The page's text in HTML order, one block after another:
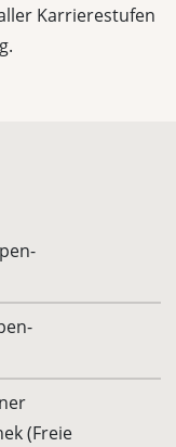
Karrierestufen
(Freie